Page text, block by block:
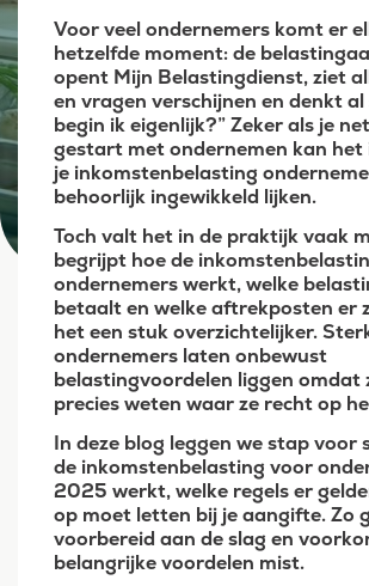
Voor veel ondernemers komt er
hetzelfde moment: de
opent Mijn Belastingdienst, ziet
en vragen verschijnen en denkt al
begin ik eigenlijk?” Zeker als je
gestart met ondernemen kan het
je inkomstenbelasting
behoorlijk ingewikkeld lijken.
Toch valt het in de praktijk vaak
begrijpt hoe de
ondernemers werkt, welke
betaalt en welke aftrekposten er
het een stuk overzichtelijker.
ondernemers laten onbewust
belastingvoordelen liggen omdat
precies weten waar ze recht op
In deze blog leggen we stap voor
de inkomstenbelasting voor
2025 werkt, welke regels er
op moet letten bij je aangifte. Zo
voorbereid aan de slag en
belangrijke voordelen mist.